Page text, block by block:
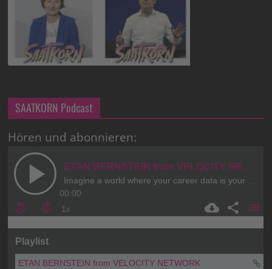
SAATKORN Podcast
Hören und abonnieren: